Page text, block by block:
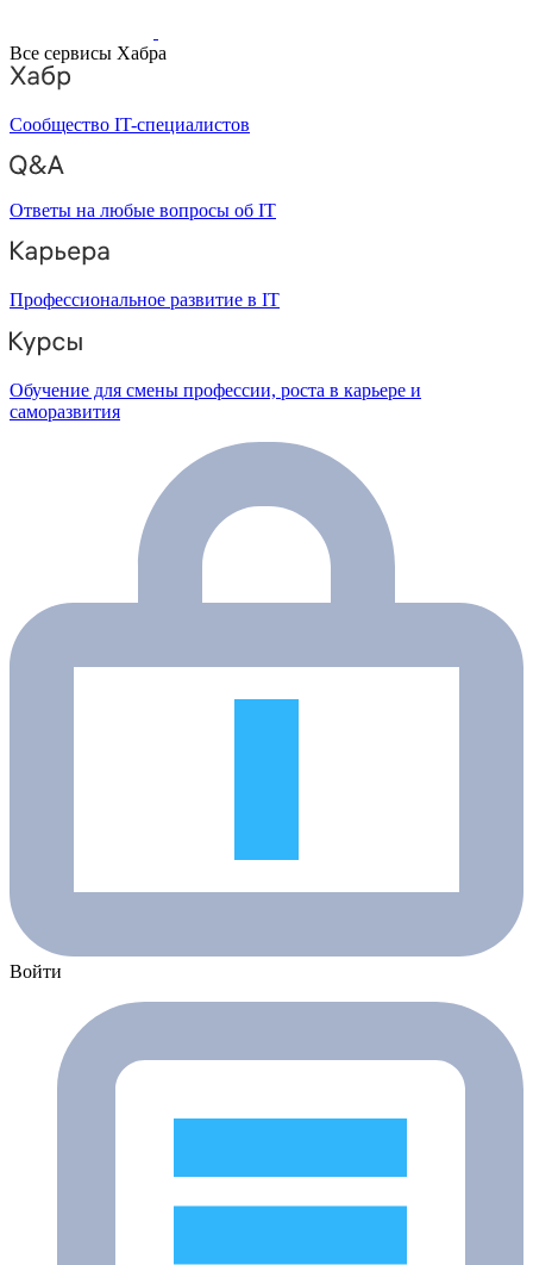
Все сервисы Хабра
Сообщество IT-специалистов
Ответы на любые вопросы об IT
Профессиональное развитие в IT
Обучение для смены профессии, роста в карьере и
саморазвития
Войти